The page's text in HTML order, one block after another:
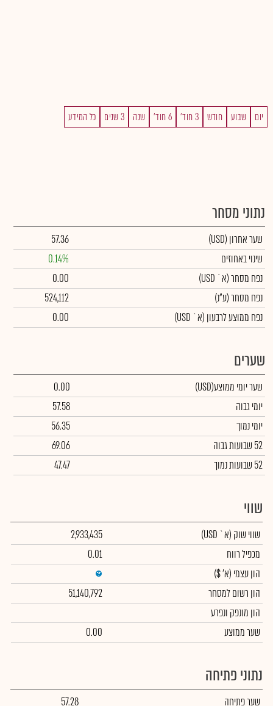
יום שבוע חודש 3 חוד' 6 חוד' שנה 3 שנים כל המידע
נתוני מסחר
שער אחרון (USD)
57.36
שינוי באחוזים
0.14%
נפח מסחר(א` USD)
0.00
נפח מסחר(ע"נ)
524,112
נפח ממוצע לרבעון (א` USD)
0.00
שערים
שער יומי ממוצע(USD)
0.00
יומי גבוה
57.58
יומי נמוך
56.35
52 שבועות גבוה
69.06
52 שבועות נמוך
47.47
שווי
שווי שוק (א` USD)
2,933,435
מכפיל רווח
0.01
הון עצמי (א' $)
הון רשום למסחר
51,140,792
הון מונפק ונפרע
שער ממוצע
0.00
נתוני פתיחה
שער פתיחה 57.28